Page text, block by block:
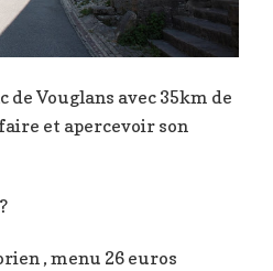
de Vouglans avec 35km de
et apercevoir son
, menu 26 euros